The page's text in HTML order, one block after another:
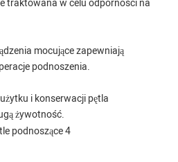
traktowana w celu odporności na
mocujące zapewniają
podnoszenia.
i konserwacji pętla
żywotność.